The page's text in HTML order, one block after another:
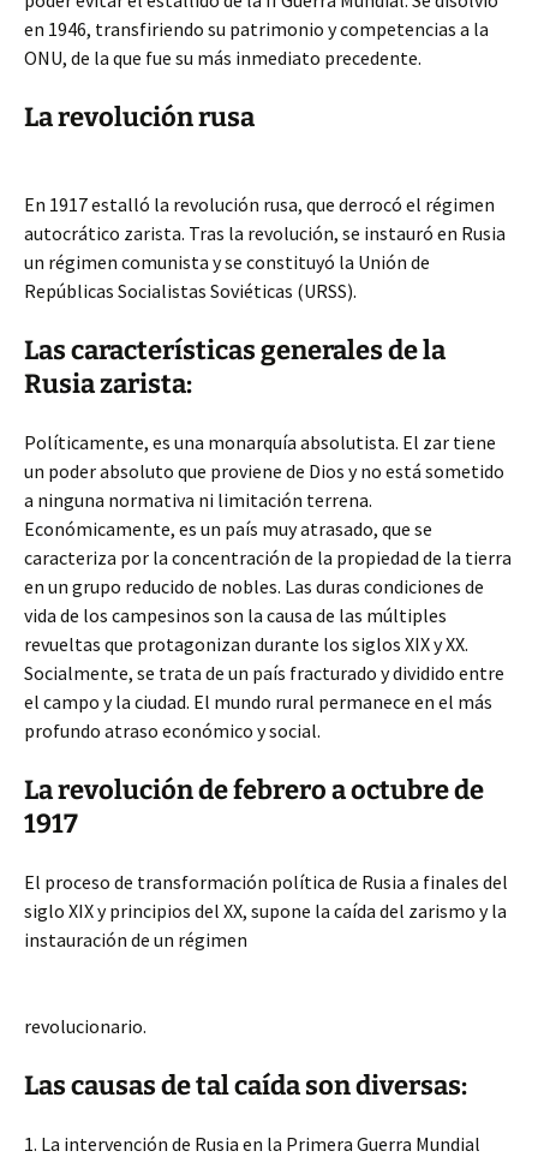
en 1946, transfiriendo su patrimonio y competencias a la
ONU, de la que fue su más inmediato precedente.
La revolución rusa
En 1917 estalló la revolución rusa, que derrocó el régimen
autocrático zarista. Tras la revolución, se instauró en Rusia
un régimen comunista y se constituyó la Unión de
Repúblicas Socialistas Soviéticas (URSS).
Las características generales de la
Rusia zarista:
Políticamente, es una monarquía absolutista. El zar tiene
un poder absoluto que proviene de Dios y no está sometido
a ninguna normativa ni limitación terrena.
Económicamente, es un país muy atrasado, que se
caracteriza por la concentración de la propiedad de la tierra
en un grupo reducido de nobles. Las duras condiciones de
vida de los campesinos son la causa de las múltiples
revueltas que protagonizan durante los siglos XIX y XX.
Socialmente, se trata de un país fracturado y dividido entre
el campo y la ciudad. El mundo rural permanece en el más
profundo atraso económico y social.
La revolución de febrero a octubre de
1917
El proceso de transformación política de Rusia a finales del
siglo XIX y principios del XX, supone la caída del zarismo y la
instauración de un régimen
revolucionario.
Las causas de tal caída son diversas:
1. La intervención de Rusia en la Primera Guerra Mundial